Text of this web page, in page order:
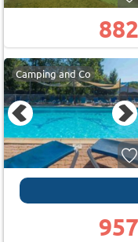
Camping and Co